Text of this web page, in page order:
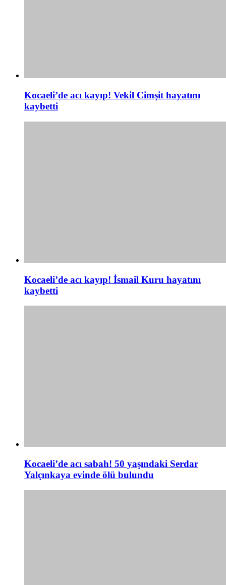
Kocaeli’de acı kayıp! Vekil Cimşit hayatını
kaybetti
Kocaeli’de acı kayıp! İsmail Kuru hayatını
kaybetti
Kocaeli’de acı sabah! 50 yaşındaki Serdar
Yalçınkaya evinde ölü bulundu